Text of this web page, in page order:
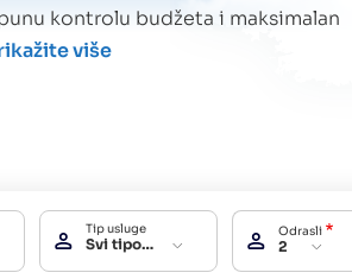
kontrolu budžeta i maksimalan
više
Tip usluge
Svi tipovi usluga
Odrasli
2